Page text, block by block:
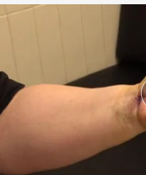
Las pacientes se emocionan al
Patricia Pereda
19 JUN 2025 - 19:31h.
Quienes padecen
mover las manos